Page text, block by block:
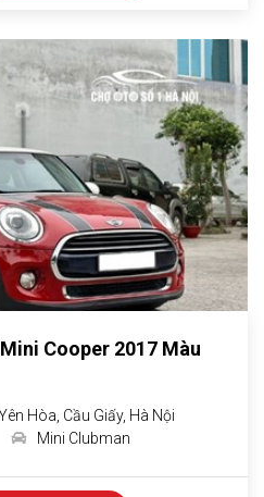
Cooper 2017 Màu
Hòa, Cầu Giấy, Hà Nội
Mini Clubman